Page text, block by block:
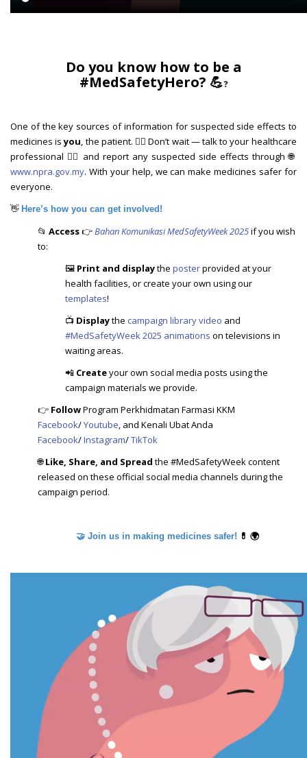
Do you know how to be a
#MedSafetyHero? 💪❓
One of the key sources of information for suspected side effects to
medicines isyou, the patient. 🙋‍♀️ Don’t wait — talk to your healthcare
professional 👩‍⚕️ and report any suspected side effects through 🌐
www.npra.gov.my. With your help, we can make medicines safer for
everyone.
👋 Here’s how you can get involved!
📂 Access👉Bahan Komunikasi MedSafetyWeek 2025if you wish
to:
🖼️ Print and displaythe posterprovided at your
health facilities, or create your own using our
templates!
📺 Displaythe campaign library video and
#MedSafetyWeek 2025 animations on televisions in
waiting areas.
📲 Createyour own social media posts using the
campaign materials we provide.
👉 FollowProgram Perkhidmatan Farmasi KKM
Facebook/Youtube, and Kenali Ubat Anda
Facebook/Instagram/TikTok
🌐Like, Share, and Spread the #MedSafetyWeek content
released on these official social media channels during the
campaign period.
🤝 Join us in making medicines safer! 💊 🌍